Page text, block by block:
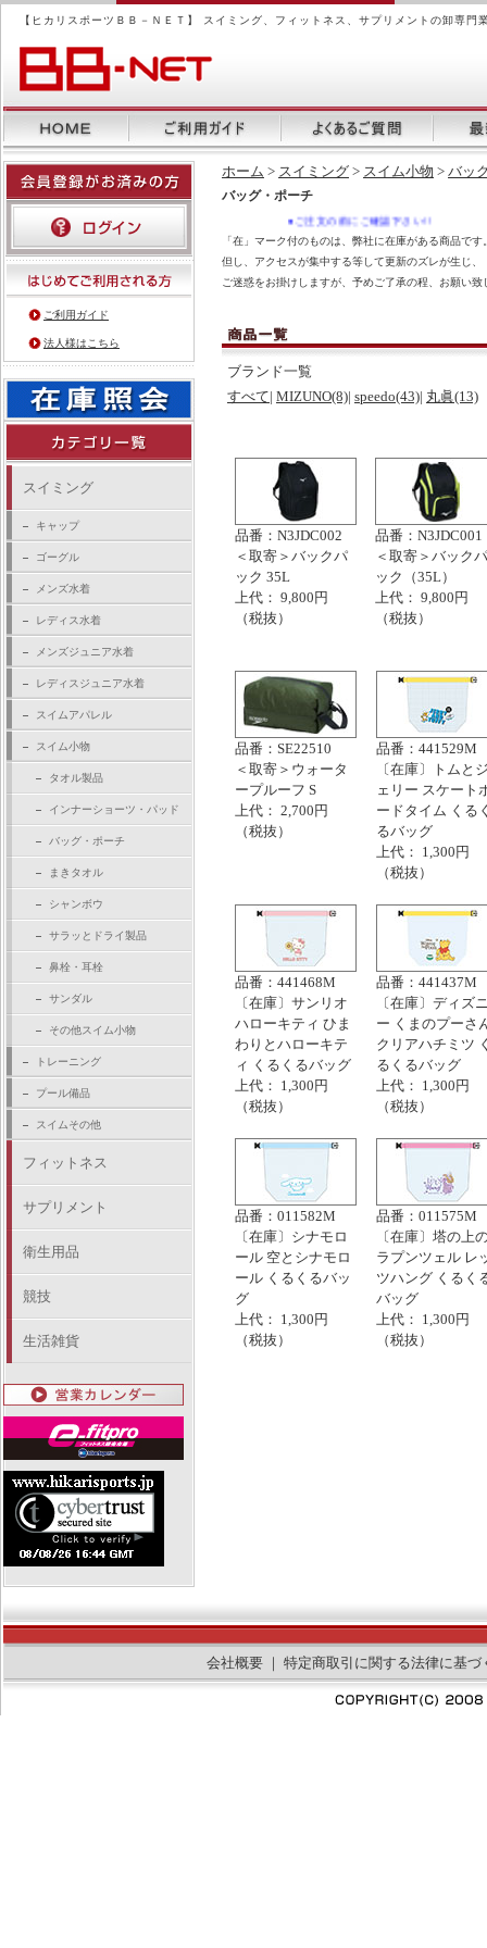
【ヒカリスポーツＢＢ－ＮＥＴ】 スイミング、フィットネス、サプリメントの卸専門
ご利用ガイド
法人様はこちら
スイミング
キャップ
ゴーグル
メンズ水着
レディス水着
メンズジュニア水着
レディスジュニア水着
スイムアパレル
スイム小物
タオル製品
インナーショーツ・パッド
バッグ・ポーチ
まきタオル
シャンボウ
サラッとドライ製品
鼻栓・耳栓
サンダル
その他スイム小物
トレーニング
プール備品
スイムその他
フィットネス
サプリメント
衛生用品
競技
生活雑貨
ホーム > スイミング > スイム小物 > バッ
バッグ・ポーチ
●ご注文の前にご確認下さい!!
「在」マーク付のものは、弊社に在庫がある商品で
但し、アクセスが集中する等して更新のズレが生じ
ご迷惑をお掛けしますが、予めご了承の程、お願い致
ブランド一覧
すべて| MIZUNO(8)| speedo(43)| 丸眞(13)
品番：N3JDC002
＜取寄＞バックパ
ック 35L
上代： 9,800円
（税抜）
品番：N3JDC001
＜取寄＞バックパ
ック（35L）
上代： 9,800円
（税抜）
品番：SE22510
＜取寄＞ウォータ
ープルーフ S
上代： 2,700円
（税抜）
品番：441529M
〔在庫〕トムと
ェリー スケート
ードタイム くる
るバッグ
上代： 1,300円
（税抜）
品番：441468M
〔在庫〕サンリオ
ハローキティ ひま
わりとハローキテ
ィ くるくるバッグ
上代： 1,300円
（税抜）
品番：441437M
〔在庫〕ディズ
ー くまのプーさ
クリアハチミツ
るくるバッグ
上代： 1,300円
（税抜）
品番：011582M
〔在庫〕シナモロ
ール 空とシナモロ
ール くるくるバッ
グ
上代： 1,300円
（税抜）
品番：011575M
〔在庫〕塔の上
ラプンツェル レ
ツハング くるく
バッグ
上代： 1,300円
（税抜）
会社概要｜ 特定商取引に関する法律に基づ